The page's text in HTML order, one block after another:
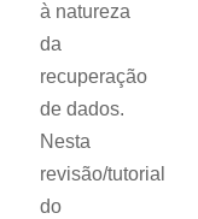
à natureza
da
recuperação
de dados.
Nesta
revisão/tutorial
do